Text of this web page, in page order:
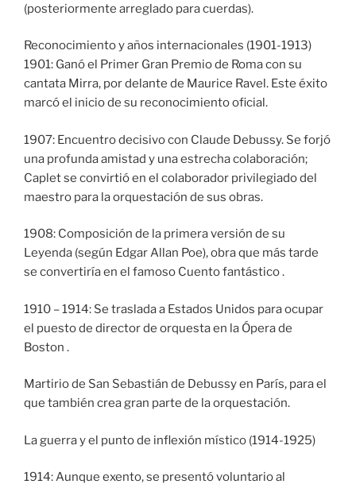
(posteriormente arreglado para cuerdas).
Reconocimiento y años internacionales (1901-1913)
1901: Ganó el Primer Gran Premio de Roma con su
cantata Mirra, por delante de Maurice Ravel. Este éxito
marcó el inicio de su reconocimiento oficial.
1907: Encuentro decisivo con Claude Debussy. Se forjó
una profunda amistad y una estrecha colaboración;
Caplet se convirtió en el colaborador privilegiado del
maestro para la orquestación de sus obras.
1908: Composición de la primera versión de su
Leyenda (según Edgar Allan Poe), obra que más tarde
se convertiría en el famoso Cuento fantástico .
1910 – 1914: Se traslada a Estados Unidos para ocupar
el puesto de director de orquesta en la Ópera de
Boston .
Martirio de San Sebastián de Debussy en París, para el
que también crea gran parte de la orquestación.
La guerra y el punto de inflexión místico (1914-1925)
1914: Aunque exento, se presentó voluntario al